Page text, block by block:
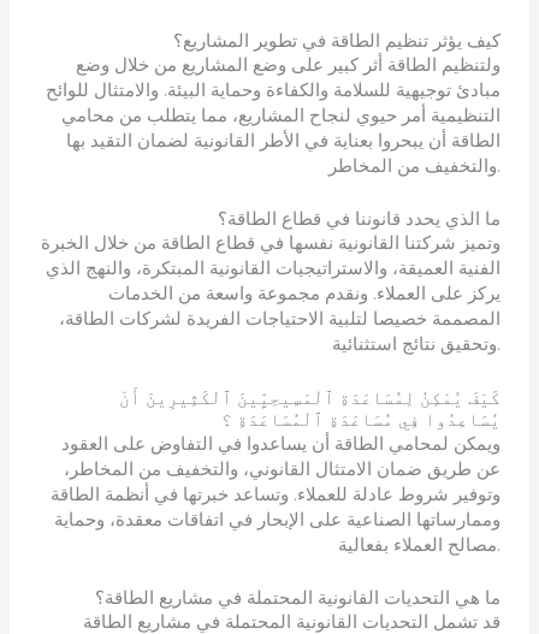
كيف يؤثر تنظيم الطاقة في تطوير المشاريع؟
ولتنظيم الطاقة أثر كبير على وضع المشاريع من خلال وضع
مبادئ توجيهية للسلامة والكفاءة وحماية البيئة. والامتثال للوائح
التنظيمية أمر حيوي لنجاح المشاريع، مما يتطلب من محامي
الطاقة أن يبحروا بعناية في الأطر القانونية لضمان التقيد بها
والتخفيف من المخاطر.
ما الذي يحدد قانوننا في قطاع الطاقة؟
وتميز شركتنا القانونية نفسها في قطاع الطاقة من خلال الخبرة
الفنية العميقة، والاستراتيجيات القانونية المبتكرة، والنهج الذي
يركز على العملاء. ونقدم مجموعة واسعة من الخدمات
المصممة خصيصا لتلبية الاحتياجات الفريدة لشركات الطاقة،
وتحقيق نتائج استثنائية.
كَيْفَ يُمْكِنُ لِمُسَاعَدَةِ ٱلْمَسِيحِيِّينَ ٱلْكَثِيرِينَ أَنْ
يُسَاعِدُوا فِي مُسَاعَدَةِ ٱلْمُسَاعَدَةِ ؟
ويمكن لمحامي الطاقة أن يساعدوا في التفاوض على العقود
عن طريق ضمان الامتثال القانوني، والتخفيف من المخاطر،
وتوفير شروط عادلة للعملاء. وتساعد خبرتها في أنظمة الطاقة
وممارساتها الصناعية على الإبحار في اتفاقات معقدة، وحماية
مصالح العملاء بفعالية.
ما هي التحديات القانونية المحتملة في مشاريع الطاقة؟
قد تشمل التحديات القانونية المحتملة في مشاريع الطاقة